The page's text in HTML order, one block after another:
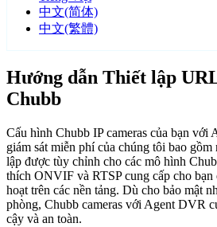
中文(简体)
中文(繁體)
Hướng dẫn Thiết lập
Chubb
Cấu hình Chubb IP cameras của bạn với
giám sát miễn phí của chúng tôi bao
lập được tùy chỉnh cho các mô hình
thích ONVIF và RTSP cung cấp cho
hoạt trên các nền tảng. Dù cho bảo mật
phòng, Chubb cameras với Agent DVR
cậy và an toàn.